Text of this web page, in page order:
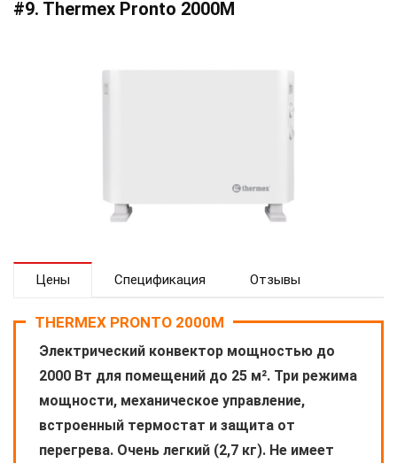
#9. Thermex Pronto 2000M
Цены Спецификация Отзывы
THERMEX PRONTO 2000M
Электрический конвектор мощностью до
2000 Вт для помещений до 25 м². Три режима
мощности, механическое управление,
встроенный термостат и защита от
перегрева. Очень легкий (2,7 кг). Не имеет